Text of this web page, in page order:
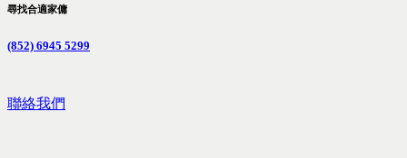
尋找合適家傭
(852) 6945 5299
聯絡我們